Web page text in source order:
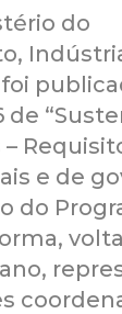
do
foi
de
e de
do